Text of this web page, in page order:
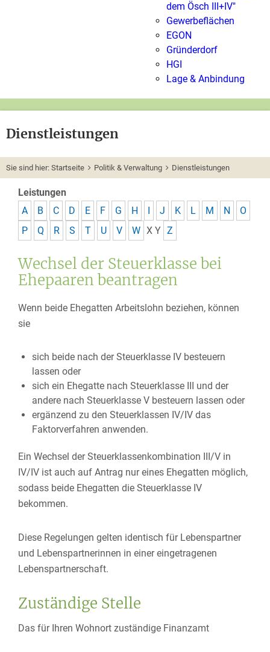
dem Ösch III+IV"
Gewerbeflächen
EGON
Gründerdorf
HGI
Lage & Anbindung
Dienstleistungen
Sie sind hier: Startseite Politik & Verwaltung Dienstleistungen
Leistungen
A
B C D E F G H I J K L M N
O
P
Q R S T U V W X Y Z
Wechsel der Steuerklasse bei
Ehepaaren beantragen
Wenn beide Ehegatten Arbeitslohn beziehen, können
sie
sich beide nach der Steuerklasse IV besteuern
lassen oder
sich ein Ehegatte nach Steuerklasse III und der
andere nach Steuerklasse V besteuern lassen oder
ergänzend zu den Steuerklassen IV/IV das
Faktorverfahren anwenden.
Ein Wechsel der Steuerklassenkombination III/V in
IV/IV ist auch auf Antrag nur eines Ehegatten möglich,
sodass beide Ehegatten die Steuerklasse IV
bekommen.
Diese Regelungen gelten identisch für Lebenspartner
und Lebenspartnerinnen in einer eingetragenen
Lebenspartnerschaft.
Zuständige Stelle
Das für Ihren Wohnort zuständige Finanzamt